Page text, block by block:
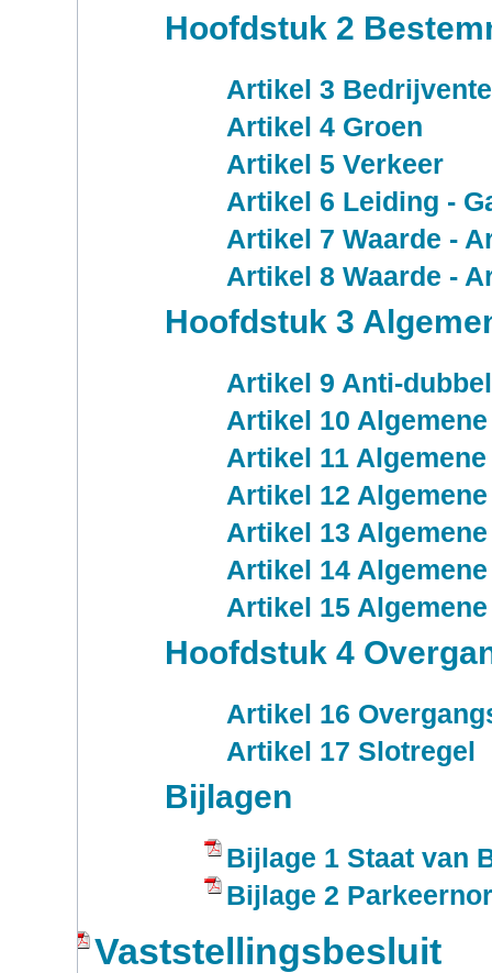
Hoofdstuk 2
Artikel 3
Artikel 4 Groen
Artikel 5 Verkeer
Artikel 6 Leiding -
Artikel 7 Waarde -
Artikel 8 Waarde -
Hoofdstuk 3
Artikel 9 Anti-
Artikel 10
Artikel 11
Artikel 12
Artikel 13
Artikel 14
Artikel 15
Hoofdstuk 4
Artikel 16
Artikel 17 Slotregel
Bijlagen
Bijlage 1 Staat van
Bijlage 2
Vaststellingsbesluit